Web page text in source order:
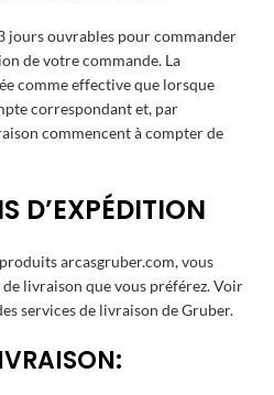
jours ouvrables pour commander
de votre commande. La
comme effective que lorsque
correspondant et, par
commencent à compter de
D’EXPÉDITION
arcasgruber.com, vous
livraison que vous préférez. Voir
services de livraison de Gruber.